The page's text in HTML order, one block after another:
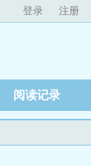
登录 注册
阅读记录